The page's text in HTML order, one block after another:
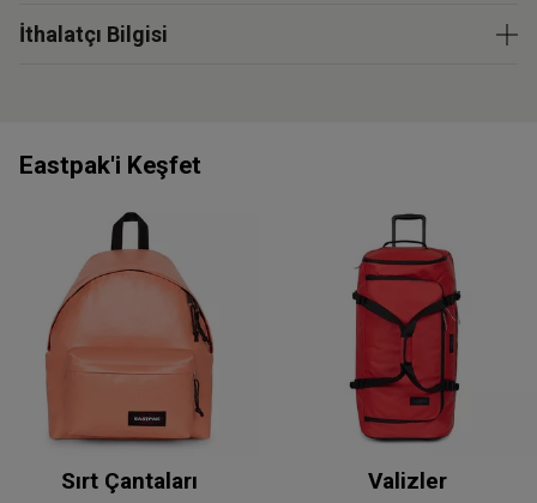
İthalatçı Bilgisi
Eastpak'i Keşfet
Sırt Çantaları Valizler